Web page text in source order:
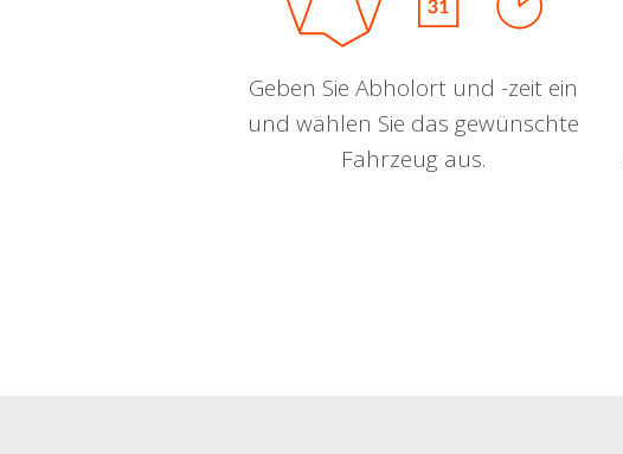
Geben Sie Abholort und -zeit ein
und wählen Sie das gewünschte
Fahrzeug aus.